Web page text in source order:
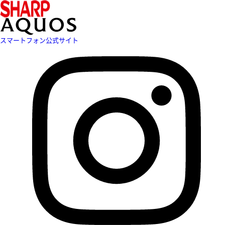
スマートフォン公式サイト